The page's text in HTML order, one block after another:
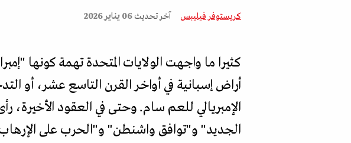
كريستوفر فيليبس آخر تحديث 06 يناير 2026
كثيرا ما واجهت الولايات المتحدة تهمة كونها
أراض إسبانية في أواخر القرن التاسع عشر، أو
الإمبريالي للعم سام. وحتى في العقود الأخيرة،
الجديد" و"توافق واشنطن" و"الحرب على